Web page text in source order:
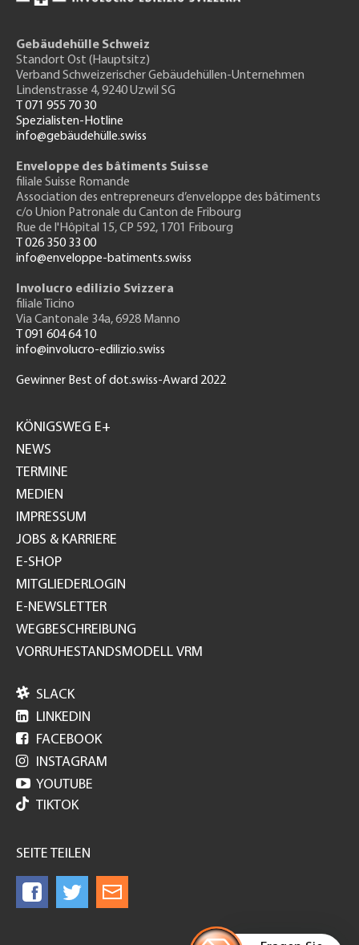
Gebäudehülle Schweiz
Standort Ost (Hauptsitz)
Verband Schweizerischer Gebäudehüllen-Unternehmen
Lindenstrasse 4, 9240 Uzwil SG
T 071 955 70 30
Spezialisten-Hotline
info@gebäudehülle.swiss
Enveloppe des bâtiments Suisse
filiale Suisse Romande
Association des entrepreneurs d’enveloppe des bâtiments
c/o Union Patronale du Canton de Fribourg
Rue de l'Hôpital 15, CP 592, 1701 Fribourg
T 026 350 33 00
info@enveloppe-batiments.swiss
Involucro edilizio Svizzera
filiale Ticino
Via Cantonale 34a, 6928 Manno
T 091 604 64 10
info@involucro-edilizio.swiss
Gewinner Best of dot.swiss-Award 2022
GH
KÖNIGSWEG E+
NEWS
TERMINE
MEDIEN
IMPRESSUM
JOBS & KARRIERE
E-SHOP
MITGLIEDERLOGIN
E-NEWSLETTER
WEGBESCHREIBUNG
VORRUHESTANDSMODELL VRM
 SLACK
 LINKEDIN
 FACEBOOK
 INSTAGRAM
 YOUTUBE
TIKTOK
SEITE TEILEN